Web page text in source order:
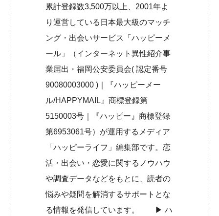
累計登録数3,500万以上、2001年よ
り運営している日本最大級のマッチ
ング・出会いサービス「ハッピーメ
ール」（インターネット異性紹介事
業届出・福岡公安委員会( 認定番号
90080003000 )｜『ハッピーメー
ル/HAPPYMAIL』商標登録第
5150003号｜『ハッピー』商標登録
第6953061号）が運用するメディア
「ハッピーライフ」編集部です。恋
活・出会い・恋愛に関するノウハウ
や調査データなどをもとに、読者の
悩みや疑問を解消するサポートとな
る情報を発信しています。 ▶︎ハ